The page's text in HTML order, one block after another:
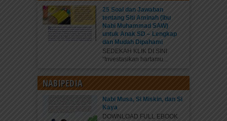
25 Soal dan Jawaban
tentang Siti Aminah (Ibu
Nabi Muhammad SAW)
untuk Anak SD – Lengkap
dan Mudah Dipahami
SEDEKAH KLIK DI SINI
“Investasikan hartamu...
NABIPEDIA
Nabi Musa, Si Miskin, dan Si
Kaya
DOWNLOAD FULL EBOOK